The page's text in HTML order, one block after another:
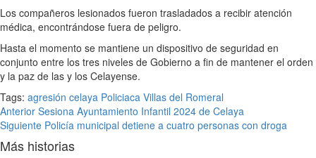
Los compañeros lesionados fueron trasladados a recibir atención
médica, encontrándose fuera de peligro.
Hasta el momento se mantiene un dispositivo de seguridad en
conjunto entre los tres niveles de Gobierno a fin de mantener el orden
y la paz de las y los Celayense.
Tags: agresión celaya Policiaca Villas del Romeral
Post
navigation
Anterior Sesiona Ayuntamiento Infantil 2024 de Celaya
Siguiente Policía municipal detiene a cuatro personas con droga
Más historias